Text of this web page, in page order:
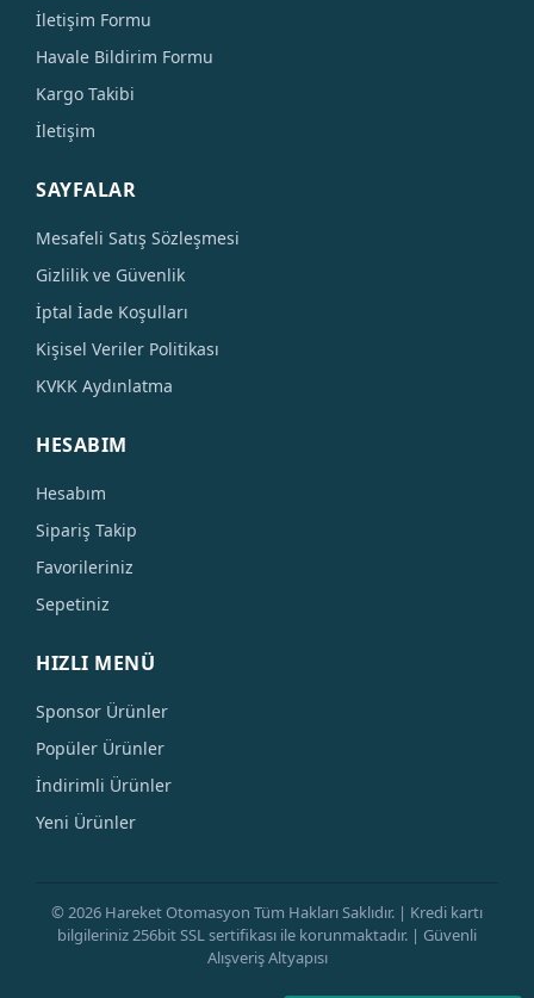
İletişim Formu
Havale Bildirim Formu
Kargo Takibi
İletişim
SAYFALAR
Mesafeli Satış Sözleşmesi
Gizlilik ve Güvenlik
İptal İade Koşulları
Kişisel Veriler Politikası
KVKK Aydınlatma
HESABIM
Hesabım
Sipariş Takip
Favorileriniz
Sepetiniz
HIZLI MENÜ
Sponsor Ürünler
Popüler Ürünler
İndirimli Ürünler
Yeni Ürünler
© 2026 Hareket Otomasyon Tüm Hakları Saklıdır. | Kredi kartı
bilgileriniz 256bit SSL sertifikası ile korunmaktadır. | Güvenli
Alışveriş Altyapısı